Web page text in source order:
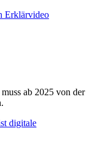
ab 2025 von der